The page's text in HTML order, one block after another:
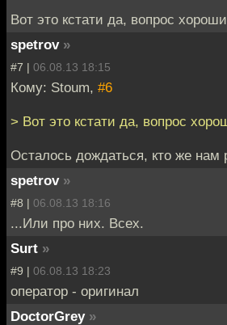
Вот это кстати да, вопрос
spetrov »
#7 | 06.08.13 18:15
Кому: Stoum, #6
> Вот это кстати да, вопрос
Осталось дождаться, кто же нам
spetrov »
#8 | 06.08.13 18:16
...Или про них. Всех.
Surt »
#9 | 06.08.13 18:23
оператор - оригинал
DoctorGrey »